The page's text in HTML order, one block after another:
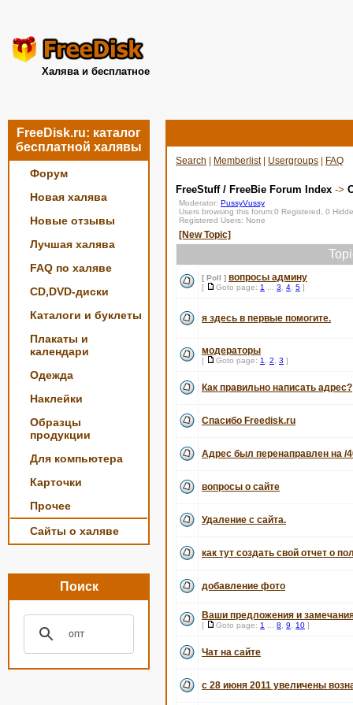
Халява и бесплатное
FreeDisk.ru: каталог
бесплатной халявы
Форум
Новая халява
Новые отзывы
Лучшая халява
FAQ по халяве
CD,DVD-диски
Каталоги и буклеты
Плакаты и
календари
Одежда
Наклейки
Образцы
продукции
Для компьютера
Карточки
Прочее
Сайты о халяве
Поиск
Search Memberlist| Usergroups FAQ
FreeStuff / FreeBie Forum Index ->
Moderator: PussyVussy
Users browsing this forum:0 Registered, 0
Registered Users: None
[New Topic]
[ Poll ] вопросы админу
[ Goto page: 1 3 4 5 ]
я здесь в первые помогите.
модераторы
[ Goto page: 1 2 3 ]
Как правильно написать адрес?
Спасибо Freedisk.ru
Адрес был перенаправлен на /
вопросы о сайте
Удаление с сайта.
как тут создать свой отчет о
добавление фото
Ваши предложения и
[ Goto page: 1 8 9 10 ]
Чат на сайте
с 28 июня 2011 увеличены